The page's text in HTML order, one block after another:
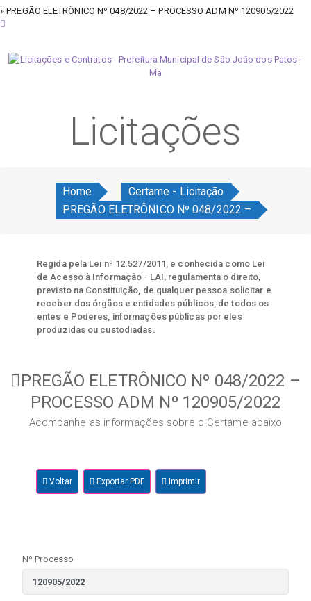
» PREGÃO ELETRÔNICO Nº 048/2022 – PROCESSO ADM Nº 120905/2022
Licitações
Home
Certame - Licitação
PREGÃO ELETRÔNICO Nº 048/2022 –
Regida pela Lei nº 12.527/2011, e conhecida como Lei
de Acesso à Informação - LAI, regulamenta o direito,
previsto na Constituição, de qualquer pessoa solicitar e
receber dos órgãos e entidades públicos, de todos os
entes e Poderes, informações públicas por eles
produzidas ou custodiadas.
PREGÃO ELETRÔNICO Nº 048/2022 –
PROCESSO ADM Nº 120905/2022
Acompanhe as informações sobre o Certame abaixo
Voltar Exportar PDF Imprimir
Nº Processo